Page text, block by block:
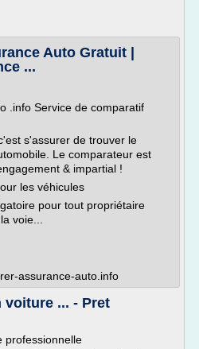
Auto Gratuit |
...
.info Service de comparatif
s'assurer de trouver le
Le comparateur est
& impartial !
les véhicules
pour tout propriétaire
voie...
assurance-auto.info
... - Pret
professionnelle